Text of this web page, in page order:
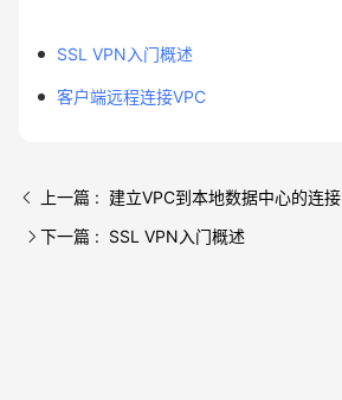
SSL VPN入门概述
客户端远程连接VPC
上一篇 : 建立VPC到本地数据中心的连接
下一篇 : SSL VPN入门概述